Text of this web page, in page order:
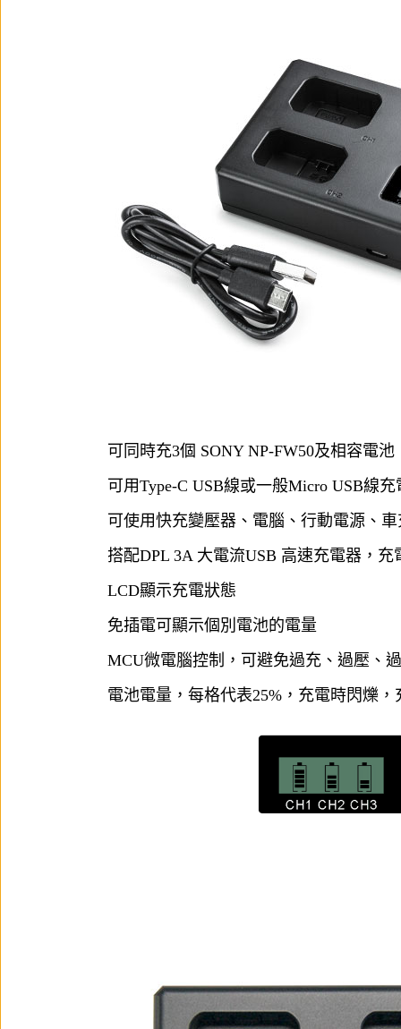
可同時充3個 SONY NP-FW50及相容電池
可用​Type-C USB線或一般Micro USB線充
可使用快充變壓器、電腦、行動電源、
搭配DPL 3A 大電流USB 高速充電器 ，
LCD顯示充電狀態
免插電可顯示個別電池的電量
MCU微電腦控制，可避免過充、過壓、
電池電量，每格代表25%，充電時閃爍，